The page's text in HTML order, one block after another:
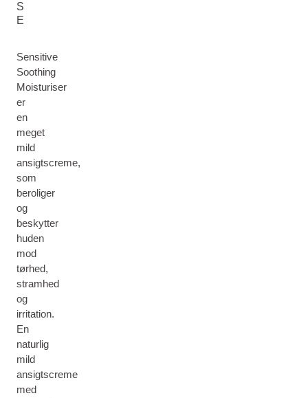
S
E
Sensitive
Soothing
Moisturiser
er
en
meget
mild
ansigtscreme,
som
beroliger
og
beskytter
huden
mod
tørhed,
stramhed
og
irritation.
En
naturlig
mild
ansigtscreme
med